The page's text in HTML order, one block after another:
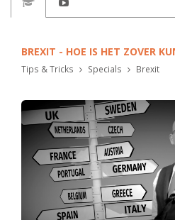
BREXIT - HOE IS HET ZOVER
Tips & Tricks Specials Brexit